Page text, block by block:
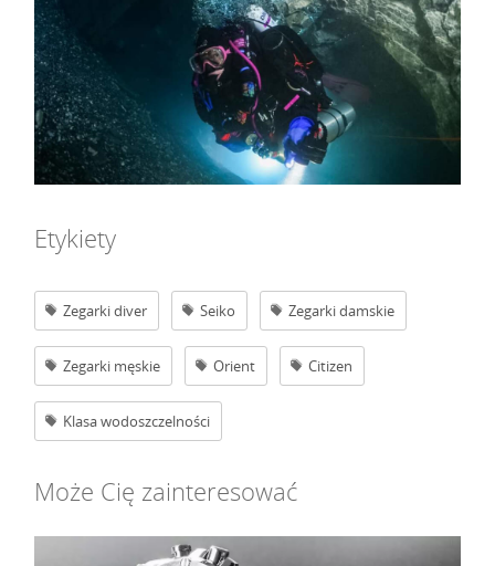
Etykiety
Zegarki diver Seiko Zegarki damskie
Zegarki męskie Orient Citizen
Klasa wodoszczelności
Może Cię zainteresować